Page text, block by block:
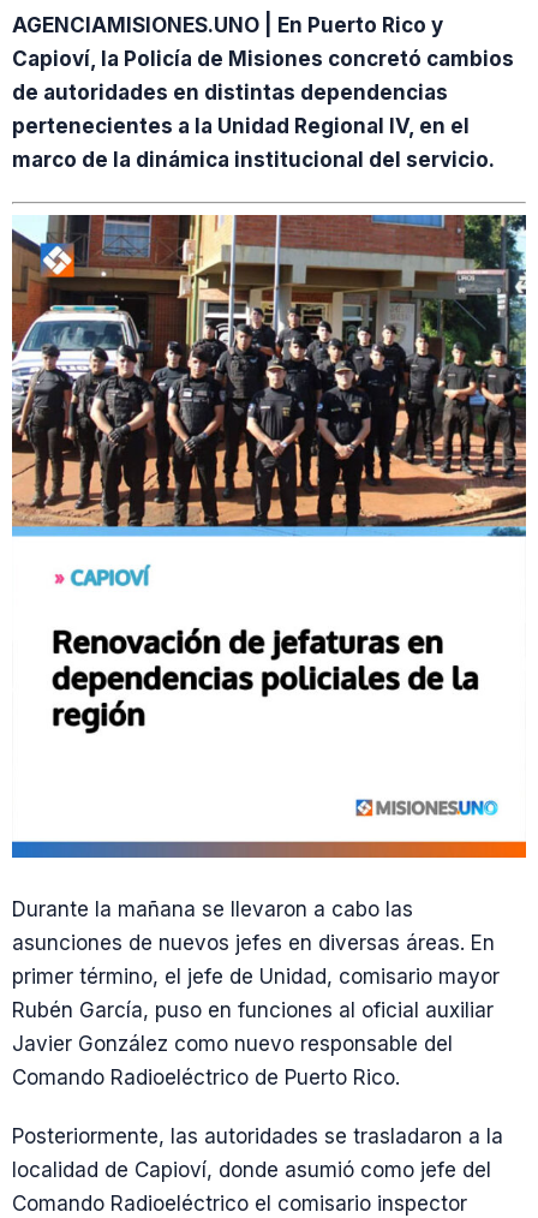
AGENCIAMISIONES.UNO | En Puerto Rico y
Capioví, la Policía de Misiones concretó cambios
de autoridades en distintas dependencias
pertenecientes a la Unidad Regional IV, en el
marco de la dinámica institucional del servicio.
Durante la mañana se llevaron a cabo las
asunciones de nuevos jefes en diversas áreas. En
primer término, el jefe de Unidad, comisario mayor
Rubén García, puso en funciones al oficial auxiliar
Javier González como nuevo responsable del
Comando Radioeléctrico de Puerto Rico.
Posteriormente, las autoridades se trasladaron a la
localidad de Capioví, donde asumió como jefe del
Comando Radioeléctrico el comisario inspector